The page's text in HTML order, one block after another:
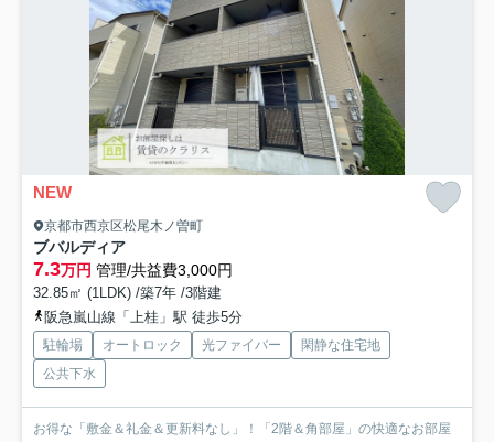
NEW
京都市西京区松尾木ノ曽町
ブバルディア
7.3万円 管理/共益費3,000円
32.85㎡ (1LDK) /築7年 /3階建
阪急嵐山線「上桂」駅 徒歩5分
駐輪場 オートロック 光ファイバー
閑静な住宅地
公共下水
お得な「敷金＆礼金＆更新料なし」！「2階＆角部屋」の快適なお部屋